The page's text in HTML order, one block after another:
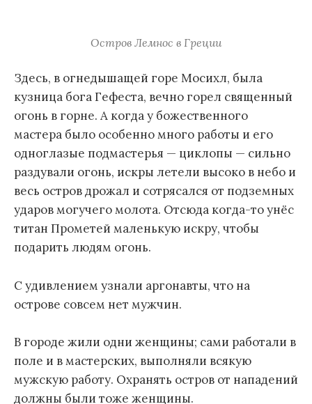
Остров Лемнос в Греции
Здесь, в огнедышащей горе Мосихл, была
кузница бога Гефеста, вечно горел священный
огонь в горне. А когда у божественного
мастера было особенно много работы и его
одноглазые подмастерья — циклопы — сильно
раздували огонь, искры летели высоко в небо и
весь остров дрожал и сотрясался от подземных
ударов могучего молота. Отсюда когда-то унёс
титан Прометей маленькую искру, чтобы
подарить людям огонь.
С удивлением узнали аргонавты, что на
острове совсем нет мужчин.
В городе жили одни женщины; сами работали в
поле и в мастерских, выполняли всякую
мужскую работу. Охранять остров от нападений
должны были тоже женщины.